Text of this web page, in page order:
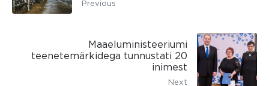
Previous
Maaeluministeeriumi
teenetemärkidega tunnustati 20
inimest
Next